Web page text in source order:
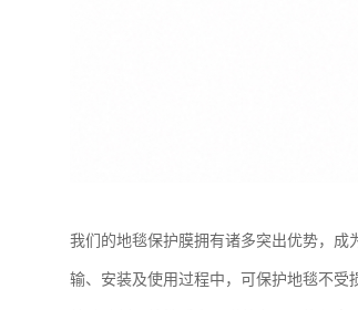
我们的地毯保护膜拥有诸多突出优势，
输、安装及使用过程中，可保护地毯不受